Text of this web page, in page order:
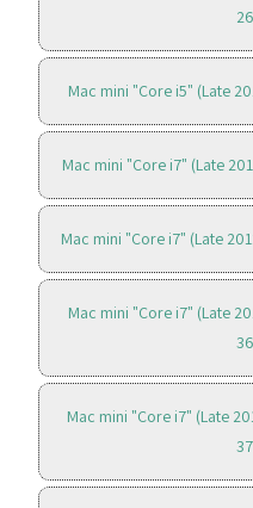
Mac mini "Core i5" (Late
Mac mini "Core i7" (Late
Mac mini "Core i7" (Late
Mac mini "Core i7" (Late
Mac mini "Core i7" (Late